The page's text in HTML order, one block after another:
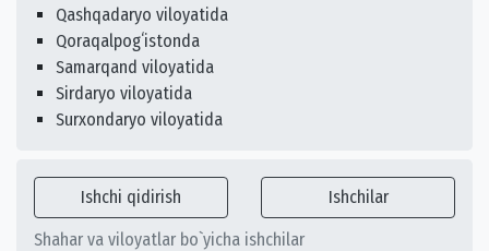
Qashqadaryo viloyatida
Qoraqalpogʻistonda
Samarqand viloyatida
Sirdaryo viloyatida
Surxondaryo viloyatida
Ishchi qidirish Ishchilar
Shahar va viloyatlar bo`yicha ishchilar